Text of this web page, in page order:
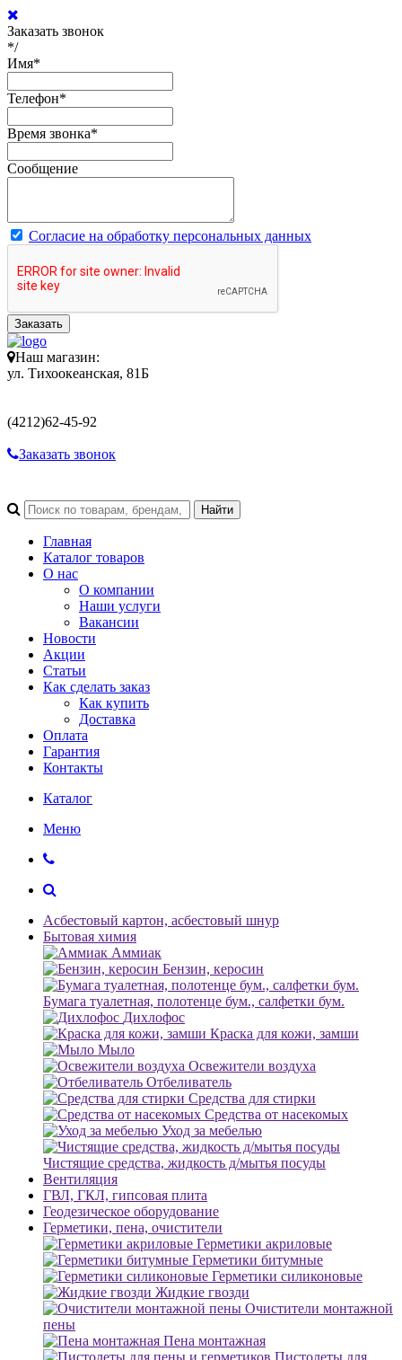
Заказать звонок
*/
Имя*
Телефон*
Время звонка*
Сообщение
Согласие на обработку персональных данных
Заказать
Наш магазин:
ул. Тихоокеанская, 81Б
(4212)62-45-92
Заказать звонок
Главная
Каталог товаров
О нас
О компании
Наши услуги
Вакансии
Новости
Акции
Статьи
Как сделать заказ
Как купить
Доставка
Оплата
Гарантия
Контакты
Каталог
Меню
Асбестовый картон, асбестовый шнур
Бытовая химия
Аммиак
Бензин, керосин
Бумага туалетная, полотенце бум., салфетки бум.
Дихлофос
Краска для кожи, замши
Мыло
Освежители воздуха
Отбеливатель
Средства для стирки
Средства от насекомых
Уход за мебелью
Чистящие средства, жидкость д/мытья посуды
Вентиляция
ГВЛ, ГКЛ, гипсовая плита
Геодезическое оборудование
Герметики, пена, очистители
Герметики акриловые
Герметики битумные
Герметики силиконовые
Жидкие гвозди
Очистители монтажной
пены
Пена монтажная
Пистолеты для